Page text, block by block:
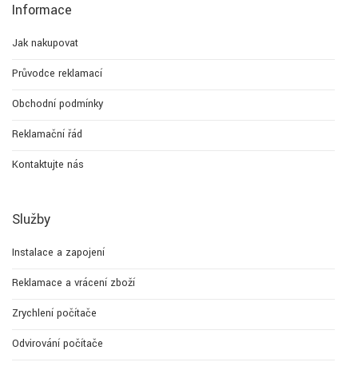
Informace
Jak nakupovat
Průvodce reklamací
Obchodní podmínky
Reklamační řád
Kontaktujte nás
Služby
Instalace a zapojení
Reklamace a vrácení zboží
Zrychlení počítače
Odvirování počítače